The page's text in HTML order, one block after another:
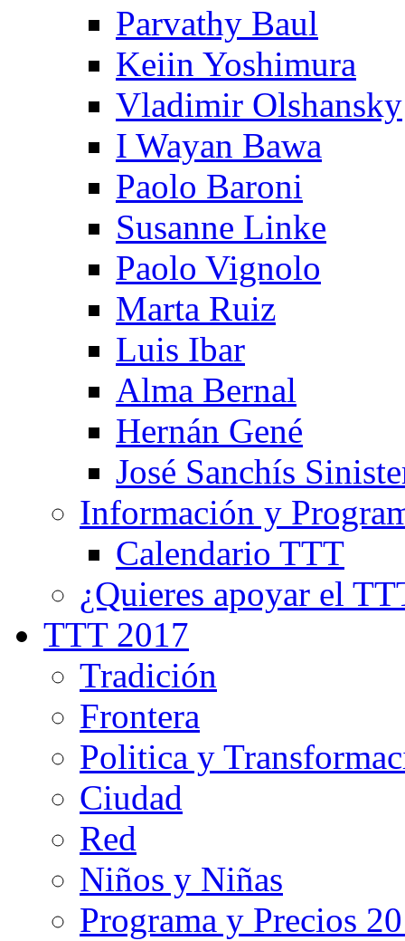
Parvathy Baul
Keiin Yoshimura
Vladimir Olshansky
I Wayan Bawa
Paolo Baroni
Susanne Linke
Paolo Vignolo
Marta Ruiz
Luis Ibar
Alma Bernal
Hernán Gené
José Sanchís
Información y
Calendario TTT
¿Quieres apoyar el
TTT 2017
Tradición
Frontera
Politica y
Ciudad
Red
Niños y Niñas
Programa y Precios